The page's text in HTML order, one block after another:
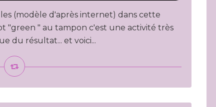
(modèle d'après internet) dans cette
"green " au tampon c'est une activité très
du résultat... et voici...